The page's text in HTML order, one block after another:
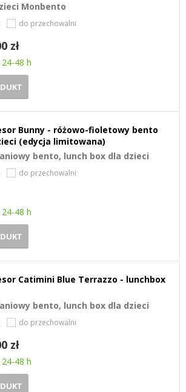
Monbento
do przechowalni
zł
24-48 h
Bunny - różowo-fioletowy bento
(edycja limitowana)
bento, lunch box dla dzieci
do przechowalni
24-48 h
Catimini Blue Terrazzo - lunchbox
bento, lunch box dla dzieci
do przechowalni
zł
24-48 h